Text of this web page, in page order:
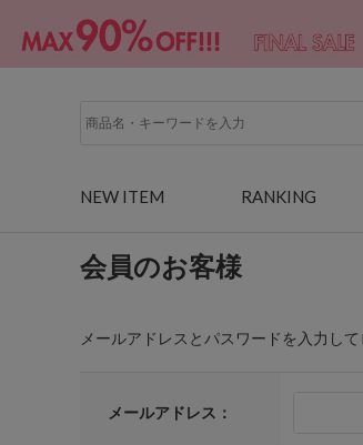
NEW ITEM RANKING
会員のお客様
メールアドレスとパスワードを入力して
メールアドレス：